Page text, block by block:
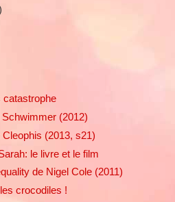
catastrophe
(2012)
Cleophis (2013, s21)
le livre et le film
de Nigel Cole (2011)
crocodiles !